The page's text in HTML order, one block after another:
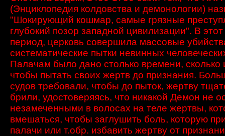
(Энциклопедия колдовства и демонологии)
"Шокирующий кошмар, самые грязные
глубокий позор западной цивилизации". В
период, церковь совершила массовые
систематические пытки невинных
Палачам было дано столько времени, сколько
чтобы пытать своих жертв до признания.
судов требовали, чтобы до пыток, жертву
брили, удостоверяясь, что никакой Демон не
незамеченными в волосах на теле жертвы,
вмешаться, чтобы заглушить боль, которую
палачи или т.обр. избавить жертву от